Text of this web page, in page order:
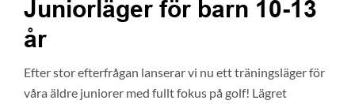
Juniorläger för barn 10-13
år
Efter stor efterfrågan lanserar vi nu ett träningsläger för
våra äldre juniorer med fullt fokus på golf! Lägret